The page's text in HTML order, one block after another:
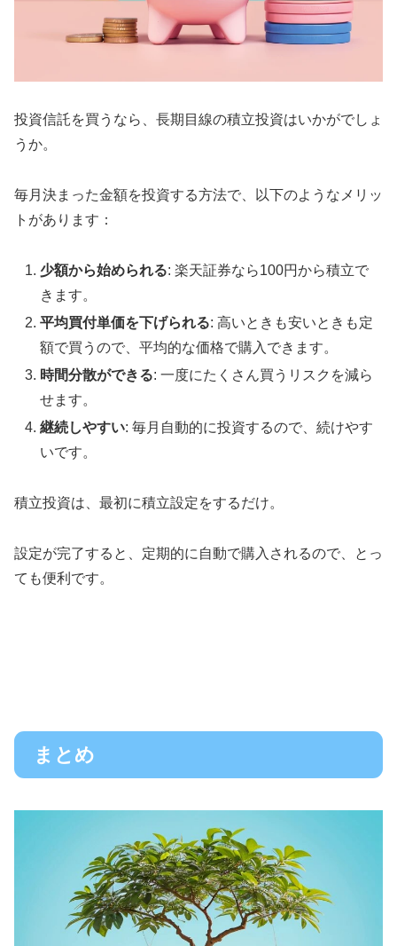
投資信託を買うなら、長期目線の積立投資はいかがでしょ
うか。
毎月決まった金額を投資する方法で、以下のようなメリッ
トがあります：
少額から始められる: 楽天証券なら100円から積立で
きます。
平均買付単価を下げられる: 高いときも安いときも定
額で買うので、平均的な価格で購入できます。
時間分散ができる: 一度にたくさん買うリスクを減ら
せます。
継続しやすい: 毎月自動的に投資するので、続けやす
いです。
積立投資は、最初に積立設定をするだけ。
設定が完了すると、定期的に自動で購入されるので、とっ
ても便利です。
まとめ